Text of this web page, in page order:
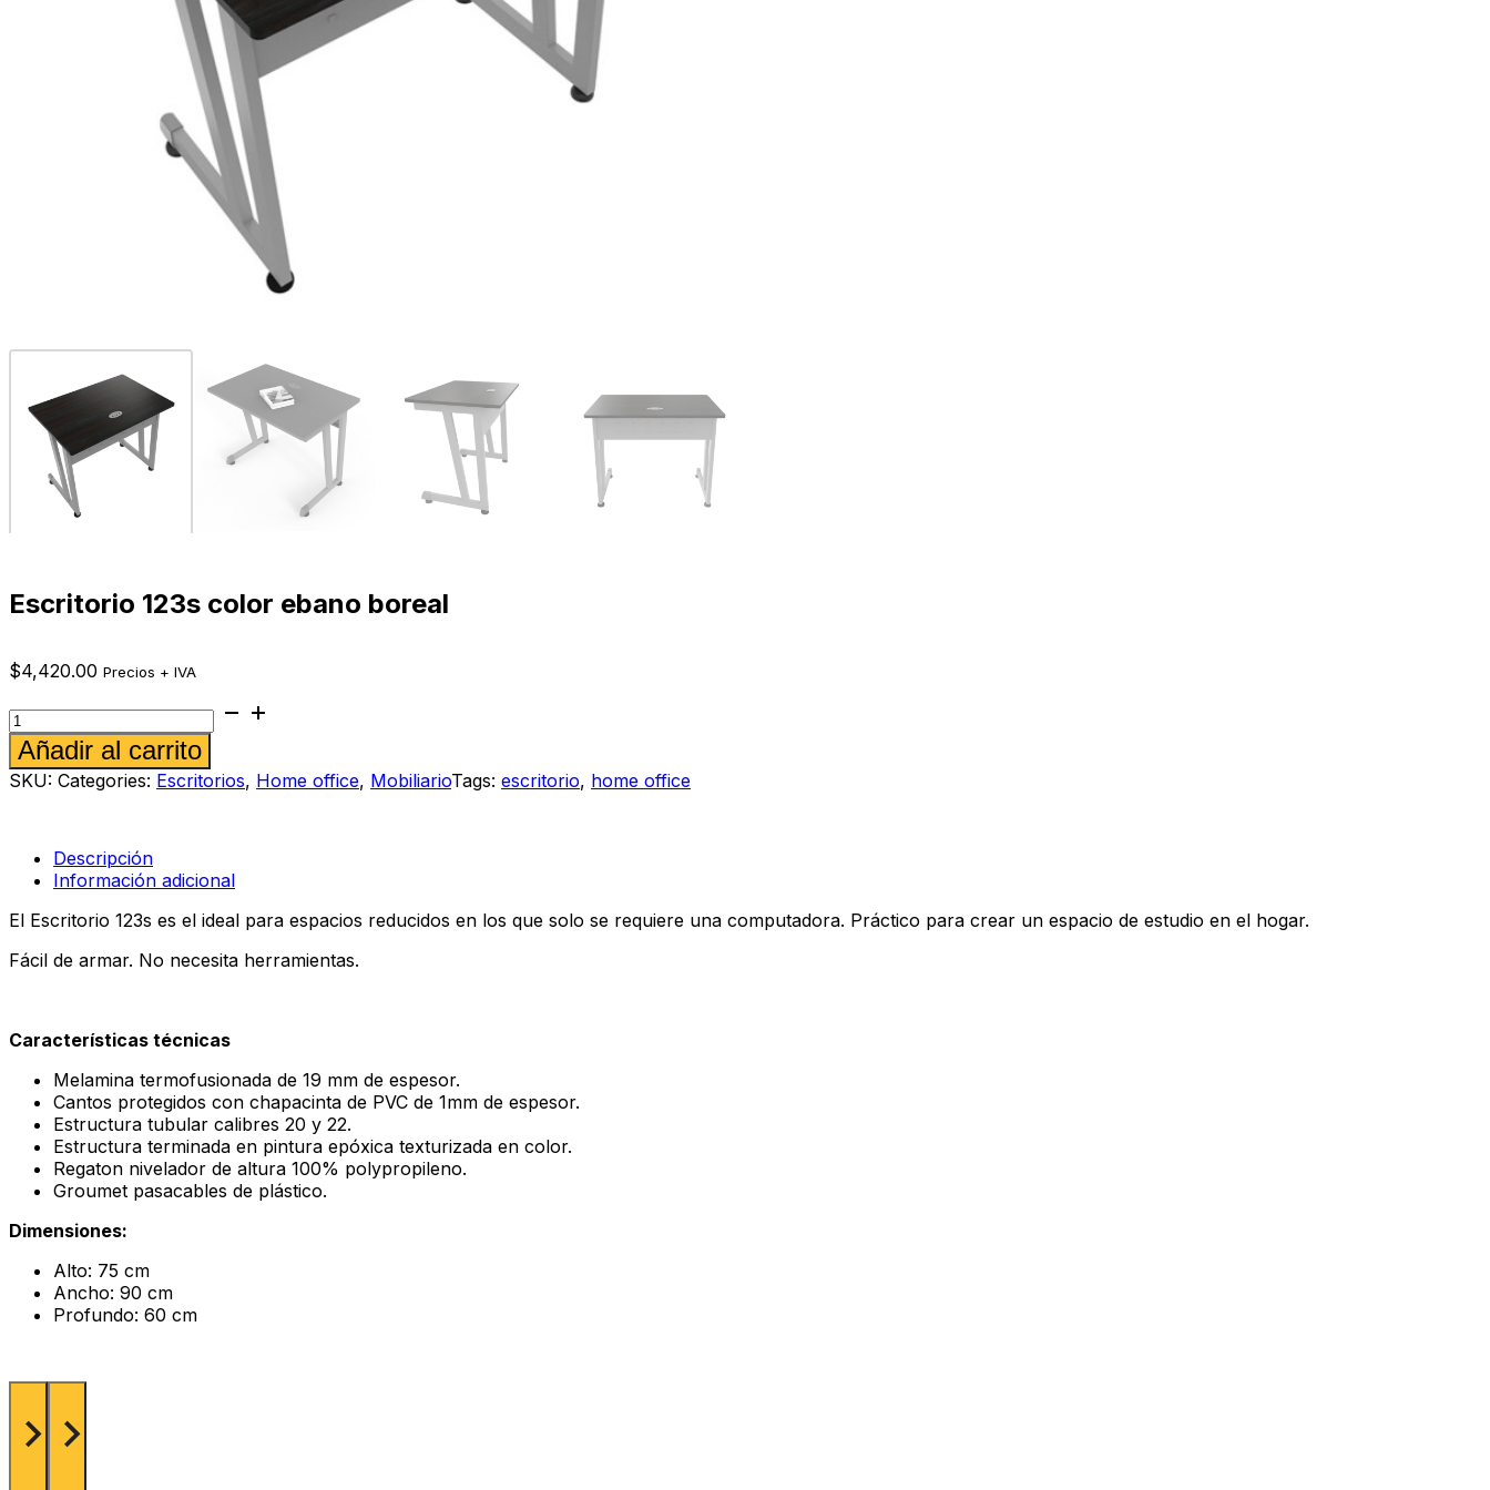
Escritorio 123s color ebano boreal
$4,420.00 Precios + IVA
Escritorio
123s
color
ebano
boreal
Añadir al carrito
SKU: Categories: Escritorios, Home office, MobiliarioTags: escritorio, home office
Descripción
Información adicional
El Escritorio 123s es el ideal para espacios reducidos en los que solo se requiere una computadora. Práctico para crear un espacio de estudio en el hogar.
Fácil de armar. No necesita herramientas.
Características técnicas
Melamina termofusionada de 19 mm de espesor.
Cantos protegidos con chapacinta de PVC de 1mm de espesor.
Estructura tubular calibres 20 y 22.
Estructura terminada en pintura epóxica texturizada en color.
Regaton nivelador de altura 100% polypropileno.
Groumet pasacables de plástico.
Dimensiones:
Alto: 75 cm
Ancho: 90 cm
Profundo: 60 cm